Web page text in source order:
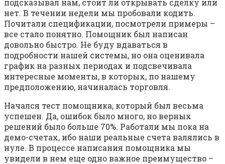
нет. В течении недели мы пробовали кодить.
Почитали спецификации, посмотрели примеры –
все стало понятно. Помощник был написан
довольно быстро. Не буду вдаваться в
подробности нашей системы, но она оценивала
график на разных периодах и подсвечивала
интересные моменты, в которых, по нашему
предположению, начиналась торговля.
Начался тест помощника, который был весьма
успешен. Да, ошибок было много, но верных
решений было больше 70%. Работали мы пока на
демо-счетах, ибо наши реальные счета валялись в
нуле. В процессе написания помощника мы
увидели в нем еще одно важное преимущество –